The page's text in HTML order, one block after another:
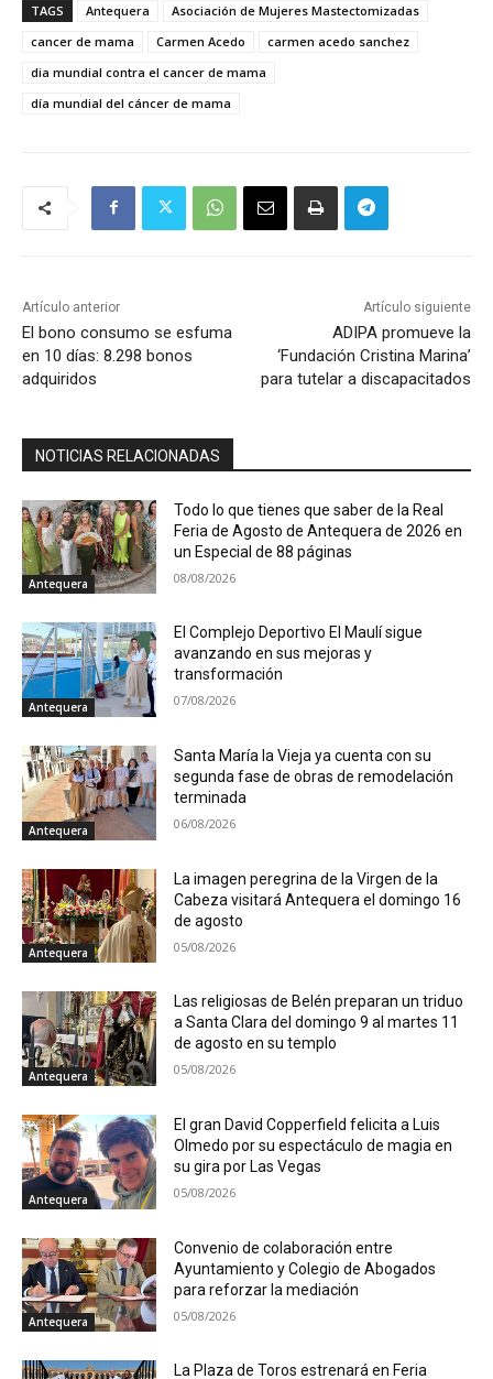
TAGS Antequera
Asociación de Mujeres Mastectomizadas
cancer de mama
Carmen Acedo
carmen acedo sanchez
dia mundial contra el cancer de mama
día mundial del cáncer de mama
Artículo anterior
El bono consumo se esfuma
en 10 días: 8.298 bonos
adquiridos
Artículo siguiente
ADIPA promueve la
‘Fundación Cristina Marina’
para tutelar a discapacitados
NOTICIAS RELACIONADAS
Antequera
Todo lo que tienes que saber de la Real
Feria de Agosto de Antequera de 2026 en
un Especial de 88 páginas
08/08/2026
Antequera
El Complejo Deportivo El Maulí sigue
avanzando en sus mejoras y
transformación
07/08/2026
Antequera
Santa María la Vieja ya cuenta con su
segunda fase de obras de remodelación
terminada
06/08/2026
Antequera
La imagen peregrina de la Virgen de la
Cabeza visitará Antequera el domingo 16
de agosto
05/08/2026
Antequera
Las religiosas de Belén preparan un triduo
a Santa Clara del domingo 9 al martes 11
de agosto en su templo
05/08/2026
Antequera
El gran David Copperfield felicita a Luis
Olmedo por su espectáculo de magia en
su gira por Las Vegas
05/08/2026
Antequera
Convenio de colaboración entre
Ayuntamiento y Colegio de Abogados
para reforzar la mediación
05/08/2026
La Plaza de Toros estrenará en Feria